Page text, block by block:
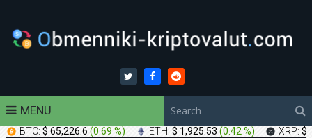
MENU
BTC: $ 65,226.6 (0.69 %) ETH: $ 1,925.53 (0.42 %) XRP: $